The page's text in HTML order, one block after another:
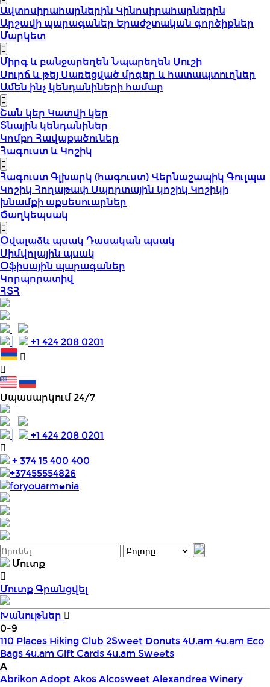
Ավտոսիրահարներին Կինոսիրահարներին
Արշավի պարագաներ Երաժշտական գործիքներ
Մարկետ
Միրգ և բանջարեղենՆպարեղեն Սուշի
Սուրճ և թեյ Սառեցված մրգեր և հատապտուղներ
Ամեն ինչ կենդանիների համար
Շան կեր Կատվի կեր
Տնային կենդանիներ
Կոմբո Հավաքածուներ
Հագուստ և Կոշիկ
Հագուստ Գլխարկ (հագուստ) Վերնաշապիկ Գուլպա
Կոշիկ Հողաթափ Սպորտային կոշիկ Կոշիկի
խնամքի աքսեսուարներ
Ծաղկեպսակ
Օվալաձև պսակ Դասական պսակ
Սիմվոլային պսակ
Օֆիսային պարագաներ
Կորպորատիվ
ՀՏՀ
+1 424 208 0201
Սպասարկում 24/7
+1 424 208 0201
+ 374 15 400 400
+37455554826
foryouarmenia
Մուտք
ՄուտքԳրանցվել
Խանութներ
0-9
110 Places Hiking Club 2Sweet Donuts4U.am 4u.am Eco
Bags4u.am Gift Cards4u.am Sweets
A
AbrikonAdoptAkosAlcosweetAlexandrea Winery